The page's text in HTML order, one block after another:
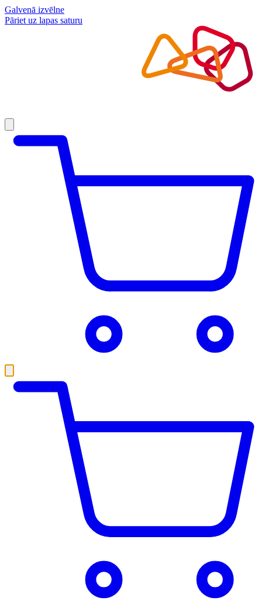
Galvenā izvēlne
Pāriet uz lapas saturu